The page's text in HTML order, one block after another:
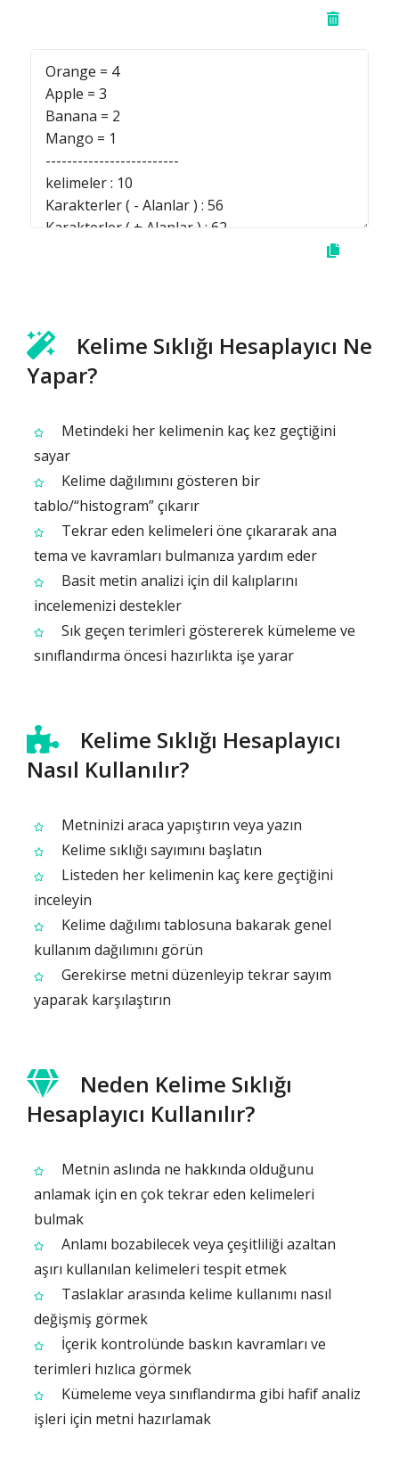
Kelime Sıklığı Hesaplayıcı Ne
Yapar?
Metindeki her kelimenin kaç kez geçtiğini
sayar
Kelime dağılımını gösteren bir
tablo/“histogram” çıkarır
Tekrar eden kelimeleri öne çıkararak ana
tema ve kavramları bulmanıza yardım eder
Basit metin analizi için dil kalıplarını
incelemenizi destekler
Sık geçen terimleri göstererek kümeleme ve
sınıflandırma öncesi hazırlıkta işe yarar
Kelime Sıklığı Hesaplayıcı
Nasıl Kullanılır?
Metninizi araca yapıştırın veya yazın
Kelime sıklığı sayımını başlatın
Listeden her kelimenin kaç kere geçtiğini
inceleyin
Kelime dağılımı tablosuna bakarak genel
kullanım dağılımını görün
Gerekirse metni düzenleyip tekrar sayım
yaparak karşılaştırın
Neden Kelime Sıklığı
Hesaplayıcı Kullanılır?
Metnin aslında ne hakkında olduğunu
anlamak için en çok tekrar eden kelimeleri
bulmak
Anlamı bozabilecek veya çeşitliliği azaltan
aşırı kullanılan kelimeleri tespit etmek
Taslaklar arasında kelime kullanımı nasıl
değişmiş görmek
İçerik kontrolünde baskın kavramları ve
terimleri hızlıca görmek
Kümeleme veya sınıflandırma gibi hafif analiz
işleri için metni hazırlamak